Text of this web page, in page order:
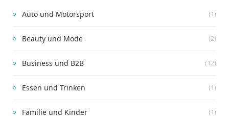
Auto und Motorsport (1)
Beauty und Mode (2)
Business und B2B (12)
Essen und Trinken (1)
Familie und Kinder (1)